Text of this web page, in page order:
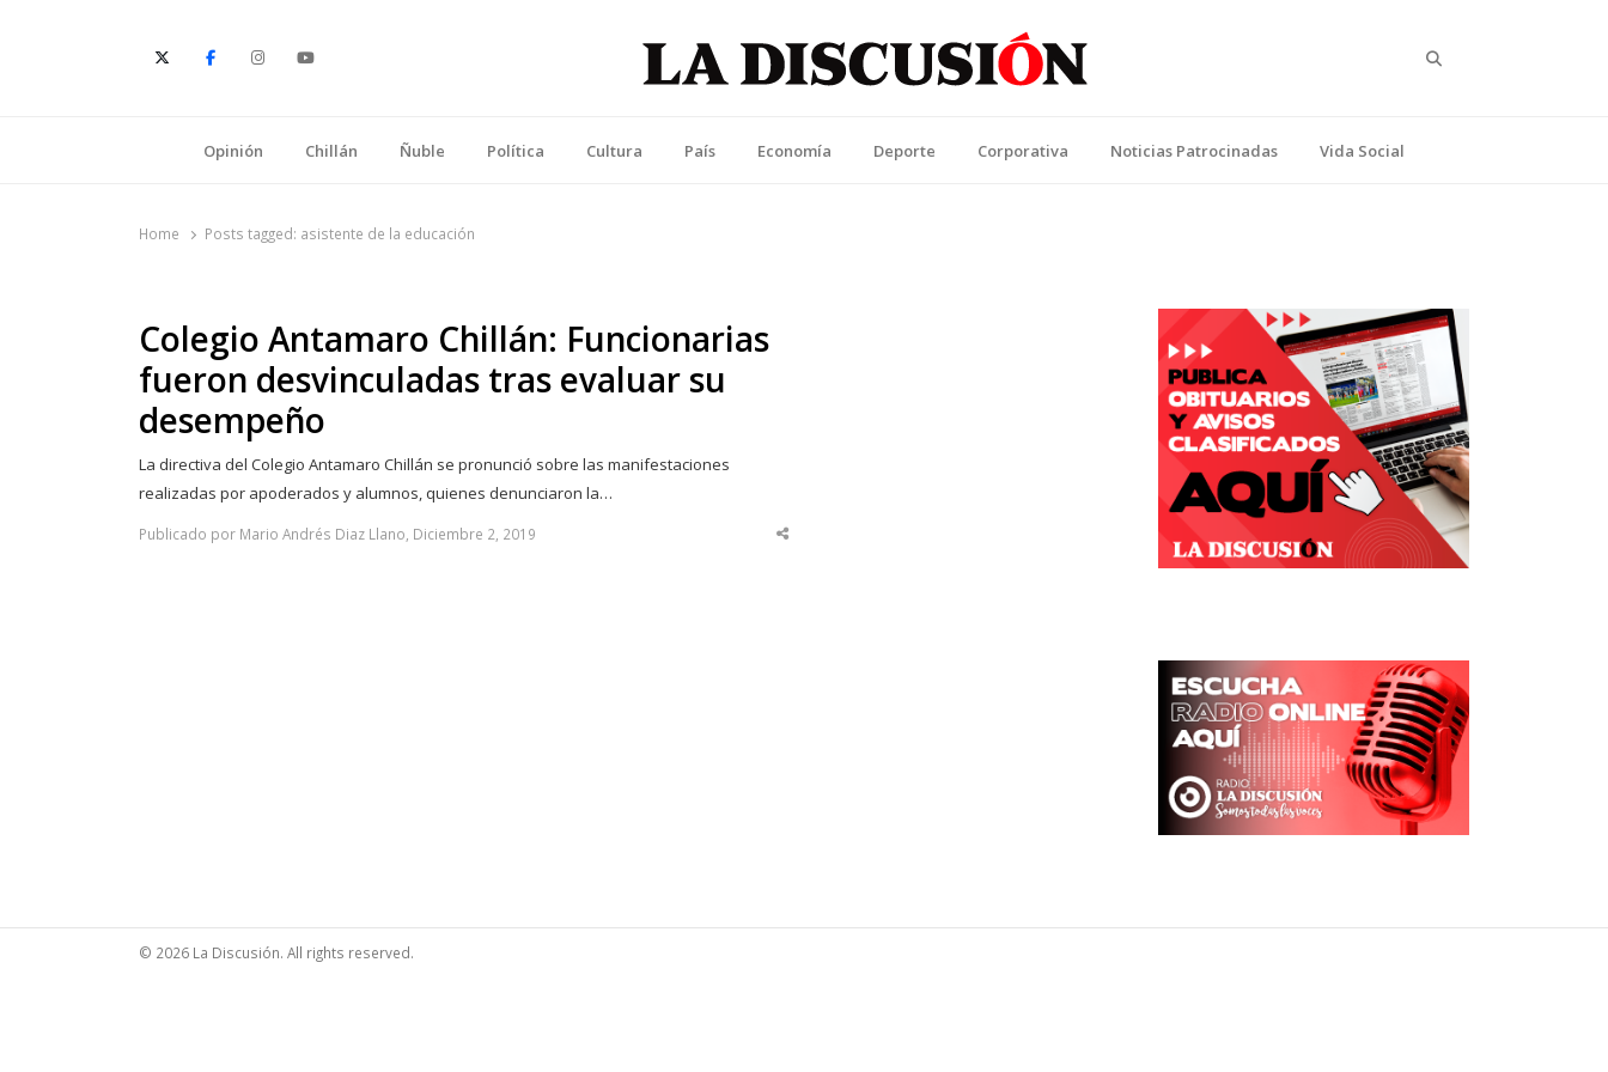
Opinión Chillán Ñuble Política Cultura País Economía Deporte Corporativa Noticias Patrocinadas Vida Social
Home Posts tagged: asistente de la educación
Colegio Antamaro Chillán: Funcionarias
fueron desvinculadas tras evaluar su
desempeño
La directiva del Colegio Antamaro Chillán se pronunció sobre las manifestaciones
realizadas por apoderados y alumnos, quienes denunciaron la…
Publicado por Mario Andrés Diaz Llano, Diciembre 2, 2019
Share
© 2026 La Discusión. All rights reserved.